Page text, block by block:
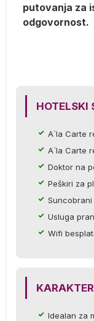
putovanja za
odgovornost.
HOTELSKI
A`la Carte
A`la Carte
Doktor na
Peškiri za
Usluga
Wifi
Idealan za